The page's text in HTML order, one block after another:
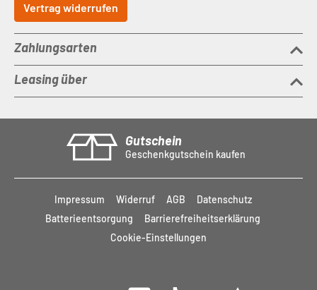
Vertrag widerrufen
Zahlungsarten
Leasing über
Gutschein
Geschenkgutschein kaufen
Impressum Widerruf AGB
Datenschutz
Batterieentsorgung
Barrierefreiheitserklärung
Cookie-Einstellungen